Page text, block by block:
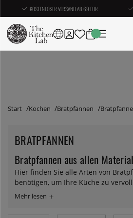
KOSTENLOSER VERSAND AB 69 EUR
Start Kochen Bratpfannen
BRATPFANNEN
Bratpfannen aus allen
Hier finden Sie alle Arten von
benötigen, um Ihre Küche zu
Bratpfanne Sie wählen sollten,
braucht etwas länger zum